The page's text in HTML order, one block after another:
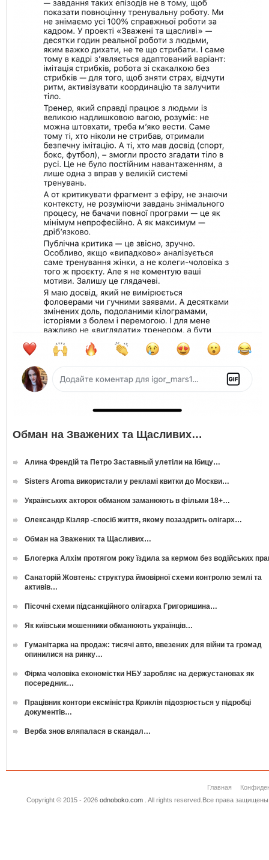
Обман на Зважених та Щасливих…
Алина Френдій та Петро Заставный улетіли на Ібицу…
Sisters Aroma використали у рекламі квитки до Москви…
Українських акторок обманом заманюють в фільми 18+…
Олександр Кізляр -спосіб життя, якому позаздрить олігарх…
Обман на Зважених та Щасливих…
Блогерка Алхім протягом року їздила за кермом без водійських
Санаторій Жовтень: структура ймовірної схеми контролю землі та
активів…
Пісочні схеми підсанкційного олігарха Григоришина…
Як київськи мошенники обманюють українців…
Гуманітарка на продаж: тисячі авто, ввезених для війни та громад
опинилися на ринку…
Фірма чоловіка економістки НБУ заробляє на держустановах як
посередник…
Працівник контори ексміністра Криклія підозрюється у підробці
документів…
Верба знов вляпалася в скандал…
Главная
Copyright © 2015 - 2026 odnoboko.com. All rights reserved.Все права защищены.